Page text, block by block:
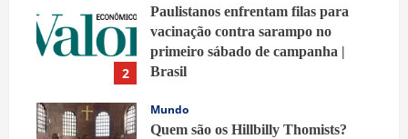
2
Paulistanos enfrentam filas para
vacinação contra sarampo no
primeiro sábado de campanha |
Brasil
Mundo
Quem são os Hillbilly Thomists?